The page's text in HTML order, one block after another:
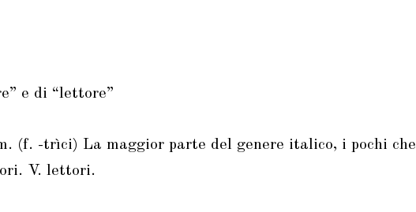
e di “lettore”
(f. -trìci) La maggior parte del genere italico, i pochi che
V. lettori.